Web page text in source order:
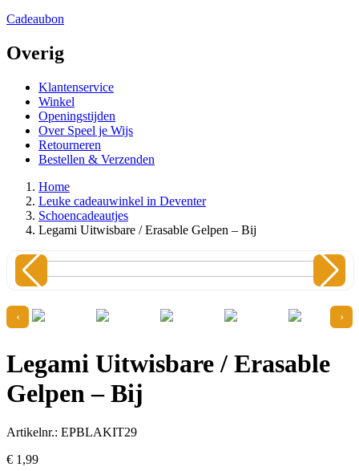
Cadeaubon
Overig
Klantenservice
Winkel
Openingstijden
Over Speel je Wijs
Retourneren
Bestellen & Verzenden
Home
Leuke cadeauwinkel in Deventer
Schoencadeautjes
Legami Uitwisbare / Erasable Gelpen – Bij
›
‹
Legami Uitwisbare / Erasable
Gelpen – Bij
Artikelnr.: EPBLAKIT29
€ 1,99